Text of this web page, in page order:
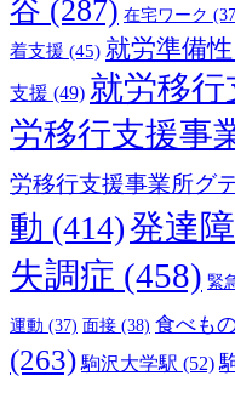
谷 (287) 在宅ワーク
着支援 (45) 就労準備性
支援 (49) 就労移
労移行支援
労移行支援事業所グ
動 (414)発達
失調症 (458) 緊
運動 (37) 面接 (38) 食べも
(263) 駒沢大学駅 (52)